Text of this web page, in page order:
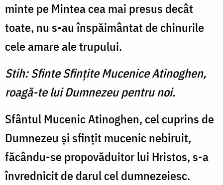
minte pe Mintea cea mai presus decât
toate, nu s-au înspăimântat de chinurile
cele amare ale trupului.
Stih: Sfinte Sfinţite Mucenice Atinoghen,
roagă-te lui Dumnezeu pentru noi.
Sfântul Mucenic Atinoghen, cel cuprins de
Dumnezeu şi sfinţit mucenic nebiruit,
făcându-se propovăduitor lui Hristos, s-a
învrednicit de darul cel dumnezeiesc.